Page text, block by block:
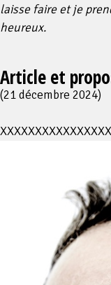
laisse faire et je
heureux.
Article et
(21 décembre 2024)